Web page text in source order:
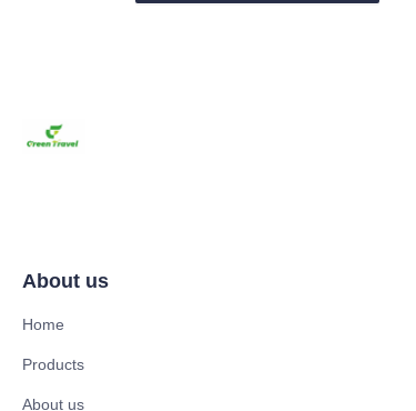
About us
Home
Products
About us